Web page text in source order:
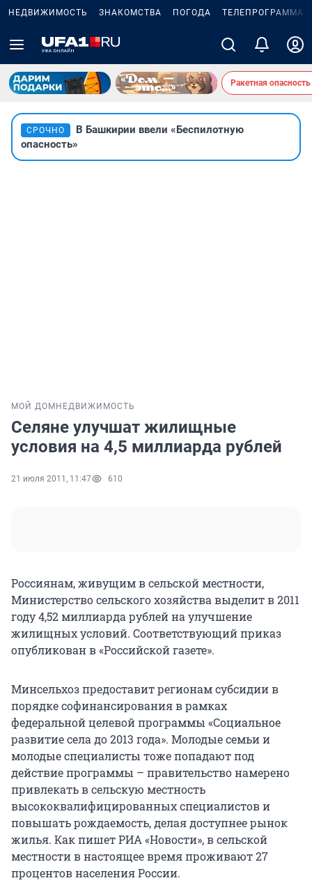
НЕДВИЖИМОСТЬ ЗНАКОМСТВА ПОГОДА ТЕЛЕПРОГРАММА
Ракетная
СРОЧНО
В Башкирии ввели «Беспилотную
опасность»
МОЙ ДОМ НЕДВИЖИМОСТЬ
Селяне улучшат жилищные
условия на 4,5 миллиарда рублей
21 июля 2011, 11:47 610
Россиянам, живущим в сельской местности,
Министерство сельского хозяйства выделит в 2011
году 4,52 миллиарда рублей на улучшение
жилищных условий. Соответствующий приказ
опубликован в «Российской газете».
Минсельхоз предоставит регионам субсидии в
порядке софинансирования в рамках
федеральной целевой программы «Социальное
развитие села до 2013 года». Молодые семьи и
молодые специалисты тоже попадают под
действие программы – правительство намерено
привлекать в сельскую местность
высококвалифицированных специалистов и
повышать рождаемость, делая доступнее рынок
жилья. Как пишет РИА «Новости», в сельской
местности в настоящее время проживают 27
процентов населения России.